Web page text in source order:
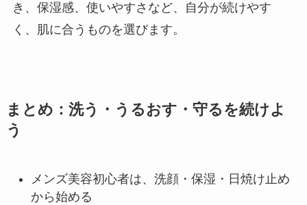
き、保湿感、使いやすさなど、自分が続けやす
く、肌に合うものを選びます。
まとめ：洗う・うるおす・守るを続けよ
う
メンズ美容初心者は、洗顔・保湿・日焼け止め
から始める